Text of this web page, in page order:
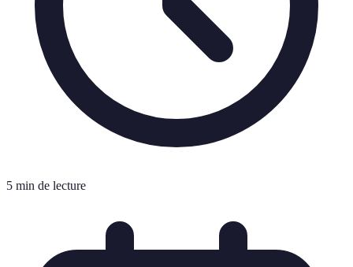
5 min de lecture